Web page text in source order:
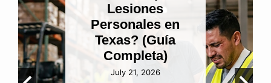
Lesiones
Personales en
Texas? (Guía
Completa)
July 21, 2026